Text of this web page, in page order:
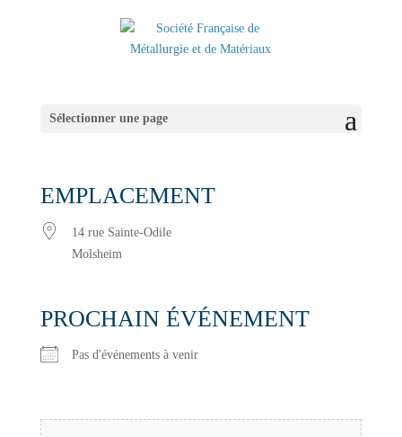
Sélectionner une page
EMPLACEMENT
14 rue Sainte-Odile
Molsheim
PROCHAIN ÉVÉNEMENT
Pas d'événements à venir